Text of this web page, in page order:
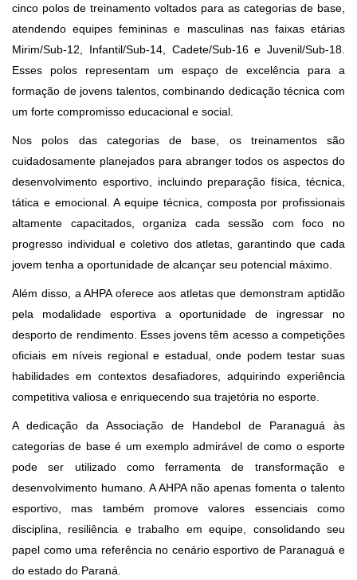
cinco polos de treinamento voltados para as categorias de base,
atendendo equipes femininas e masculinas nas faixas etárias
Mirim/Sub-12, Infantil/Sub-14, Cadete/Sub-16 e Juvenil/Sub-18.
Esses polos representam um espaço de excelência para a
formação de jovens talentos, combinando dedicação técnica com
um forte compromisso educacional e social.
Nos polos das categorias de base, os treinamentos são
cuidadosamente planejados para abranger todos os aspectos do
desenvolvimento esportivo, incluindo preparação física, técnica,
tática e emocional. A equipe técnica, composta por profissionais
altamente capacitados, organiza cada sessão com foco no
progresso individual e coletivo dos atletas, garantindo que cada
jovem tenha a oportunidade de alcançar seu potencial máximo.
Além disso, a AHPA oferece aos atletas que demonstram aptidão
pela modalidade esportiva a oportunidade de ingressar no
desporto de rendimento. Esses jovens têm acesso a competições
oficiais em níveis regional e estadual, onde podem testar suas
habilidades em contextos desafiadores, adquirindo experiência
competitiva valiosa e enriquecendo sua trajetória no esporte.
A dedicação da Associação de Handebol de Paranaguá às
categorias de base é um exemplo admirável de como o esporte
pode ser utilizado como ferramenta de transformação e
desenvolvimento humano. A AHPA não apenas fomenta o talento
esportivo, mas também promove valores essenciais como
disciplina, resiliência e trabalho em equipe, consolidando seu
papel como uma referência no cenário esportivo de Paranaguá e
do estado do Paraná.